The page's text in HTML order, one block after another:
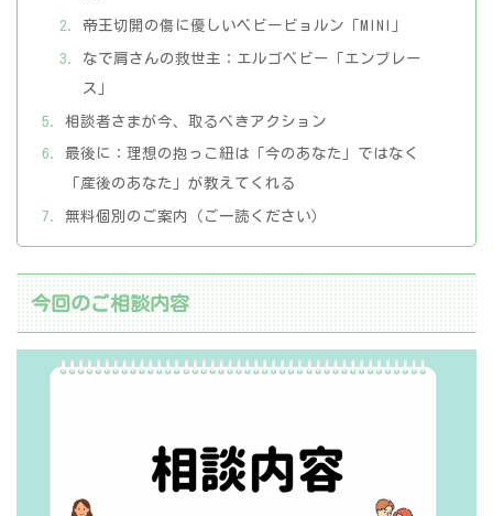
帝王切開の傷に優しいベビービョルン「MINI」
なで肩さんの救世主：エルゴベビー「エンブレー
ス」
相談者さまが今、取るべきアクション
最後に：理想の抱っこ紐は「今のあなた」ではなく
「産後のあなた」が教えてくれる
無料個別のご案内（ご一読ください）
今回のご相談内容